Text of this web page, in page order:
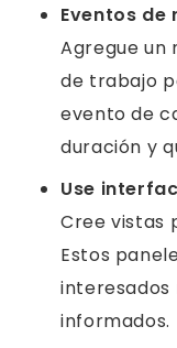
Eventos de
Agregue un
de trabajo
evento de
duración y
Use
Cree vistas
Estos
interesados
informados.